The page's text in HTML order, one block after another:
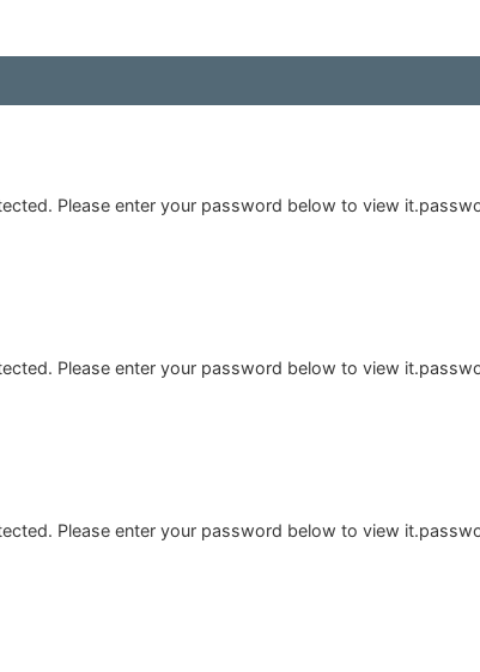
Please enter your password below to view
Please enter your password below to view
Please enter your password below to view